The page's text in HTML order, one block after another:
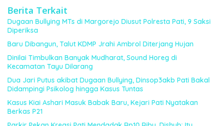
Berita Terkait
Dugaan Bullying MTs di Margorejo Diusut Polresta Pati, 9 Saksi
Diperiksa
Baru Dibangun, Talut KDMP Jrahi Ambrol Diterjang Hujan
Dinilai Timbulkan Banyak Mudharat, Sound Horeg di
Kecamatan Tayu Dilarang
Dua Jari Putus akibat Dugaan Bullying, Dinsop3akb Pati Bakal
Didampingi Psikolog hingga Kasus Tuntas
Kasus Kiai Ashari Masuk Babak Baru, Kejari Pati Nyatakan
Berkas P21